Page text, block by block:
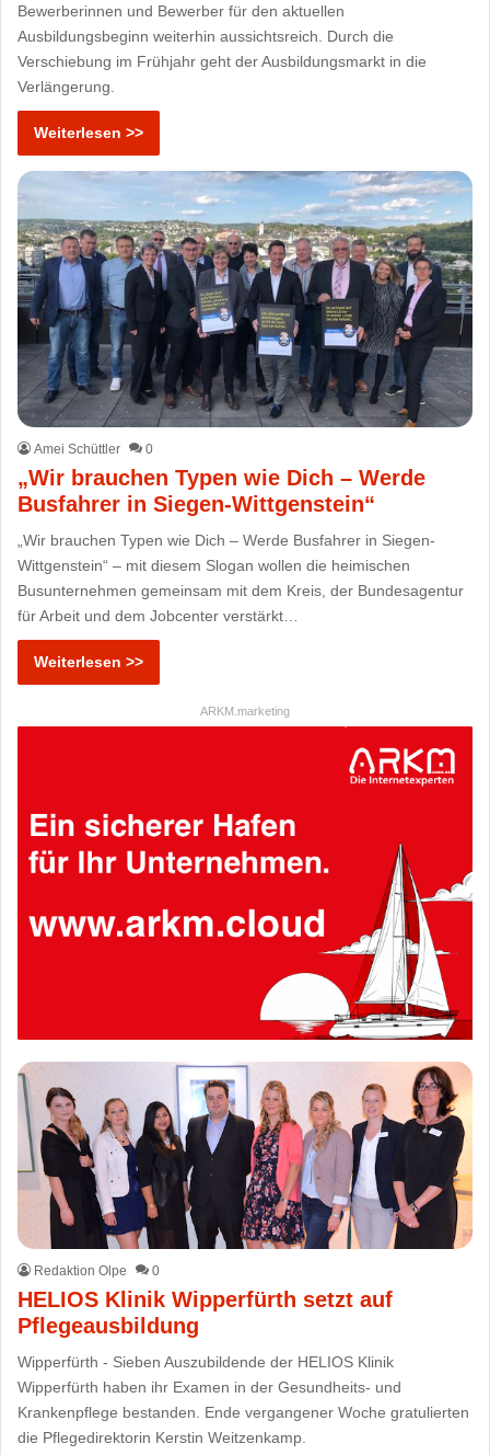
Bewerberinnen und Bewerber für den aktuellen
Ausbildungsbeginn weiterhin aussichtsreich. Durch die
Verschiebung im Frühjahr geht der Ausbildungsmarkt in die
Verlängerung.
Weiterlesen >>
Amei Schüttler 0
„Wir brauchen Typen wie Dich – Werde
Busfahrer in Siegen-Wittgenstein“
„Wir brauchen Typen wie Dich – Werde Busfahrer in Siegen-
Wittgenstein“ – mit diesem Slogan wollen die heimischen
Busunternehmen gemeinsam mit dem Kreis, der Bundesagentur
für Arbeit und dem Jobcenter verstärkt…
Weiterlesen >>
ARKM.marketing
Redaktion Olpe 0
HELIOS Klinik Wipperfürth setzt auf
Pflegeausbildung
Wipperfürth - Sieben Auszubildende der HELIOS Klinik
Wipperfürth haben ihr Examen in der Gesundheits- und
Krankenpflege bestanden. Ende vergangener Woche gratulierten
die Pflegedirektorin Kerstin Weitzenkamp.